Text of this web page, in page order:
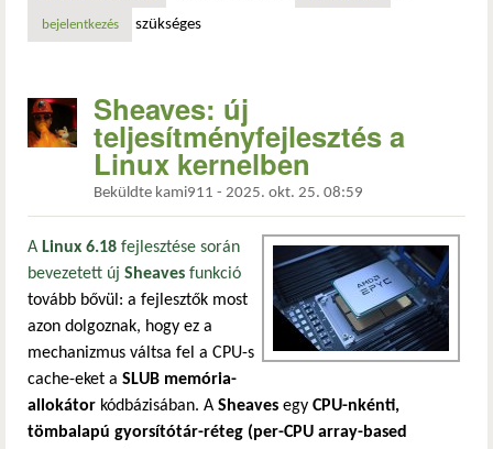
bejelentkezés szükséges
Sheaves: új
teljesítményfejlesztés a
Linux kernelben
Beküldte kami911 - 2025. okt. 25. 08:59
A Linux 6.18 fejlesztése során
bevezetett új Sheaves funkció
tovább bővül: a fejlesztők most
azon dolgoznak, hogy ez a
mechanizmus váltsa fel a CPU-s
cache-eket a SLUB memória-
allokátor kódbázisában. A Sheaves egy CPU-nkénti,
tömbalapú gyorsítótár-réteg (per-CPU array-based